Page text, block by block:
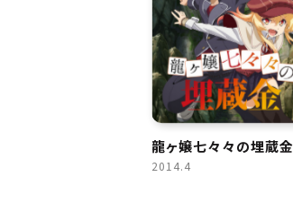
龍ヶ嬢七々々の埋蔵金
2014.4